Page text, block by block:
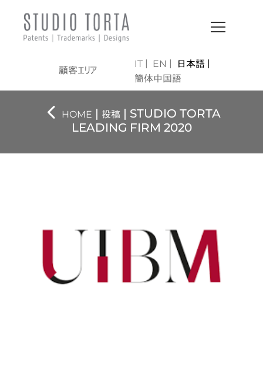
顧客エリア
IT EN
日本語
簡体中国語
HOME | 投稿 | STUDIO TORTA
LEADING FIRM 2020